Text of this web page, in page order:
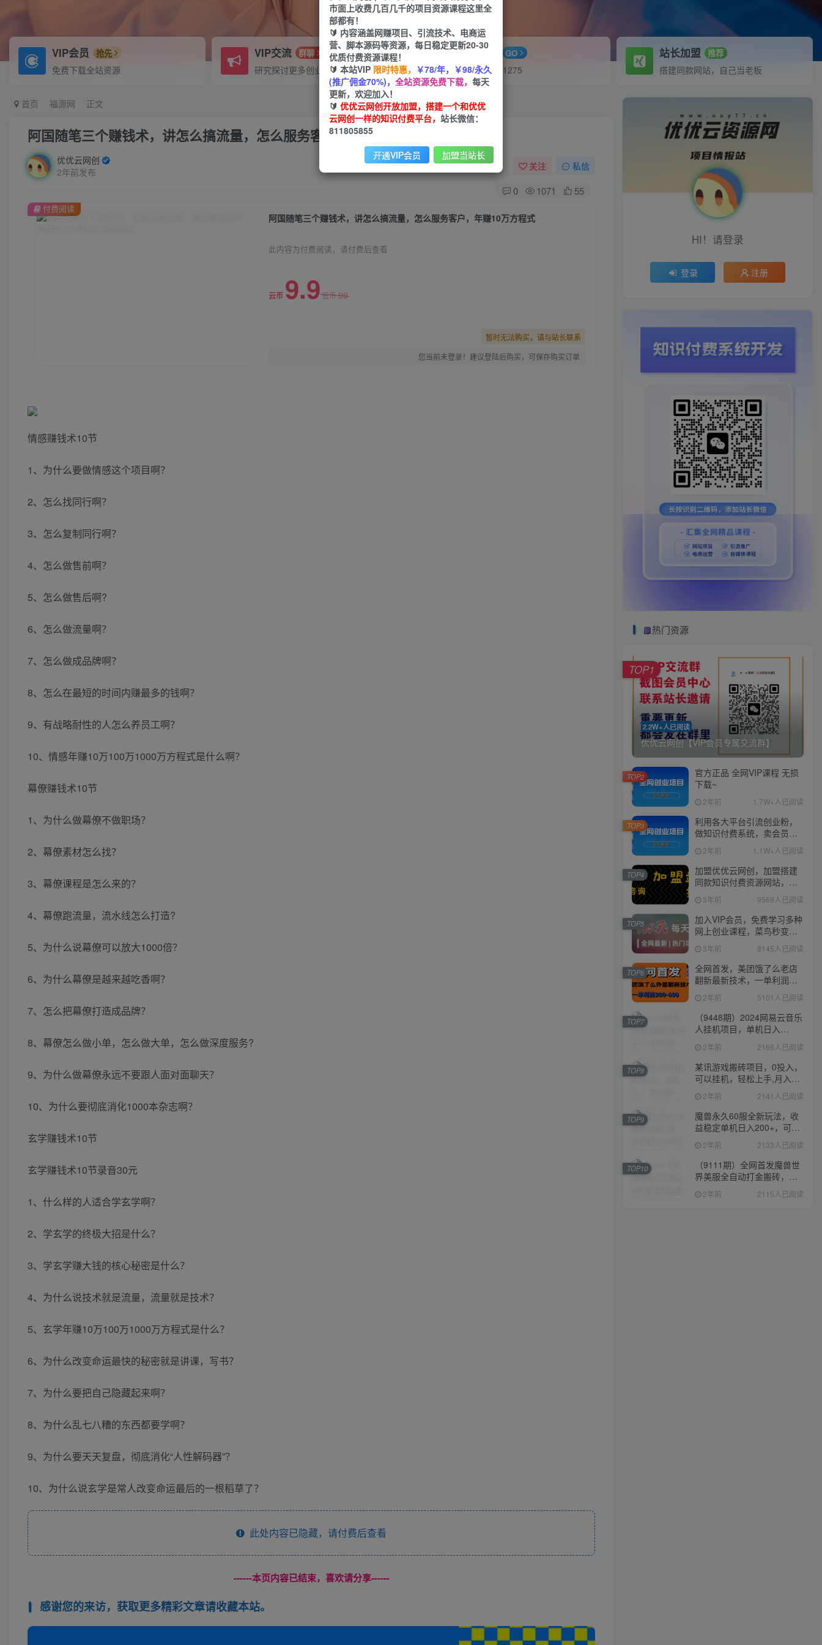
VIP会员 抢先
免费下载全站资源
VIP交流 群聊
研究探讨更多创业项目路子。
APP下载 GO
站长V：hu91275
站长加盟 推荐
搭建同款网站，自己当老板
首页 福源网 正文
阿国随笔三个赚钱术，讲怎么搞流量，怎么服务客户，年赚10万方程式
优优云网创
2年前发布
关注 私信
0 1071 55
阿国随笔三个赚钱术，讲怎么搞流量，怎么服务客户，年赚10万方程式
此内容为付费阅读，请付费后查看
云币 9.9云币99
暂时无法购买，请与站长联系
您当前未登录！建议登陆后购买，可保存购买订单
付费阅读
情感赚钱术10节
1、为什么要做情感这个项目啊？
2、怎么找同行啊？
3、怎么复制同行啊？
4、怎么做售前啊？
5、怎么做售后啊?
6、怎么做流量啊？
7、怎么做成品牌啊？
8、怎么在最短的时间内赚最多的钱啊？
9、有战略耐性的人怎么养员工啊？
10、情感年赚10万100万1000万方程式是什么啊？
幕僚赚钱术10节
1、为什么做幕僚不做职场？
2、幕僚素材怎么找？
3、幕僚课程是怎么来的？
4、幕僚跑流量，流水线怎么打造?
5、为什么说幕僚可以放大1000倍？
6、为什么幕僚是越来越吃香啊？
7、怎么把幕僚打造成品牌？
8、幕僚怎么做小单，怎么做大单，怎么做深度服务?
9、为什么做幕僚永远不要跟人面对面聊天？
10、为什么要彻底消化1000本杂志啊？
玄学赚钱术10节
玄学赚钱术10节录音30元
1、什么样的人适合学玄学啊？
2、学玄学的终极大招是什么？
3、学玄学赚大钱的核心秘密是什么？
4、为什么说技术就是流量，流量就是技术？
5、玄学年赚10万100万1000万方程式是什么？
6、为什么改变命运最快的秘密就是讲课，写书？
7、为什么要把自己隐藏起来啊？
8、为什么乱七八糟的东西都要学啊？
9、为什么要天天复盘，彻底消化“人性解码器”？
10、为什么说玄学是常人改变命运最后的一根稻草了？
此处内容已隐藏，请付费后查看
------本页内容已结束，喜欢请分享------
感谢您的来访，获取更多精彩文章请收藏本站。
HI！请登录
登录 注册
热门资源
2.2W+人已阅读
优优云网创【VIP会员专属交流群】
TOP1
官方正品 全网VIP课程 无损
下载~
2年前 1.7W+人已阅读
TOP2
利用各大平台引流创业粉，
做知识付费系统，卖会员，
卖课程，实现日入几百几千
2年前 1.1W+人已阅读
TOP3
加盟优优云网创，加盟搭建
同款知识付费资源网站，实
现长期稳定被动收入~
3年前 9569人已阅读
TOP4
加入VIP会员，免费学习多种
网上创业课程，菜鸟秒变大
神！
3年前 8145人已阅读
TOP5
全网首发，美团饿了么老店
翻新最新技术，一单利润
300-600
2年前 5101人已阅读
TOP6
（9448期）2024网易云音乐
人挂机项目，单机日入
150+，无脑月入5000+
2年前 2166人已阅读
TOP7
某讯游戏搬砖项目，0投入，
可以挂机，轻松上手,月入
3000+上不封顶
2年前 2141人已阅读
TOP8
魔兽永久60服全新玩法，收
益稳定单机日入200+，可以
多开矩阵操作。
2年前 2133人已阅读
TOP9
（9111期）全网首发魔兽世
界美服全自动打金搬砖，日
入1000+，简单好操作，保
姆级教学
2年前 2115人已阅读
TOP10
市面上收费几百几千的项目资源课程这里全
部都有！
🔰 内容涵盖网赚项目、引流技术、电商运
营、脚本源码等资源，每日稳定更新20-30
优质付费资源课程！
🔰 本站VIP 限时特惠， ￥78/年，￥98/永久
(推广佣金70%)， 全站资源免费下载， 每天
更新，欢迎加入！
🔰 优优云网创开放加盟，搭建一个和优优
云网创一样的知识付费平台， 站长微信：
811805855
开通VIP会员 加盟当站长